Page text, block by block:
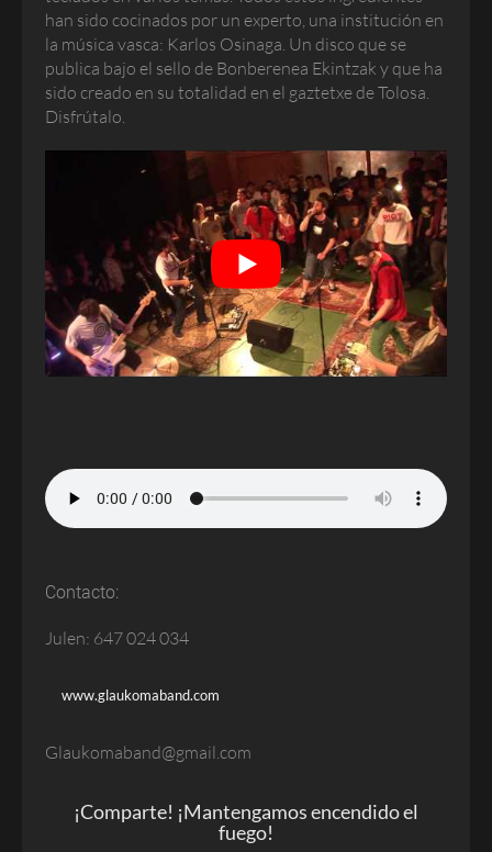
han sido cocinados por un experto, una institución en
la música vasca: Karlos Osinaga. Un disco que se
publica bajo el sello de Bonberenea Ekintzak y que ha
sido creado en su totalidad en el gaztetxe de Tolosa.
Disfrútalo.
Contacto:
Julen: 647 024 034
www.glaukomaband.com
Glaukomaband@gmail.com
¡Comparte! ¡Mantengamos encendido el
fuego!